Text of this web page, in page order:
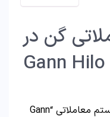
گن در
فارکس چیست؟ – Gann Hilo
، سیستم معاملاتی “Gann